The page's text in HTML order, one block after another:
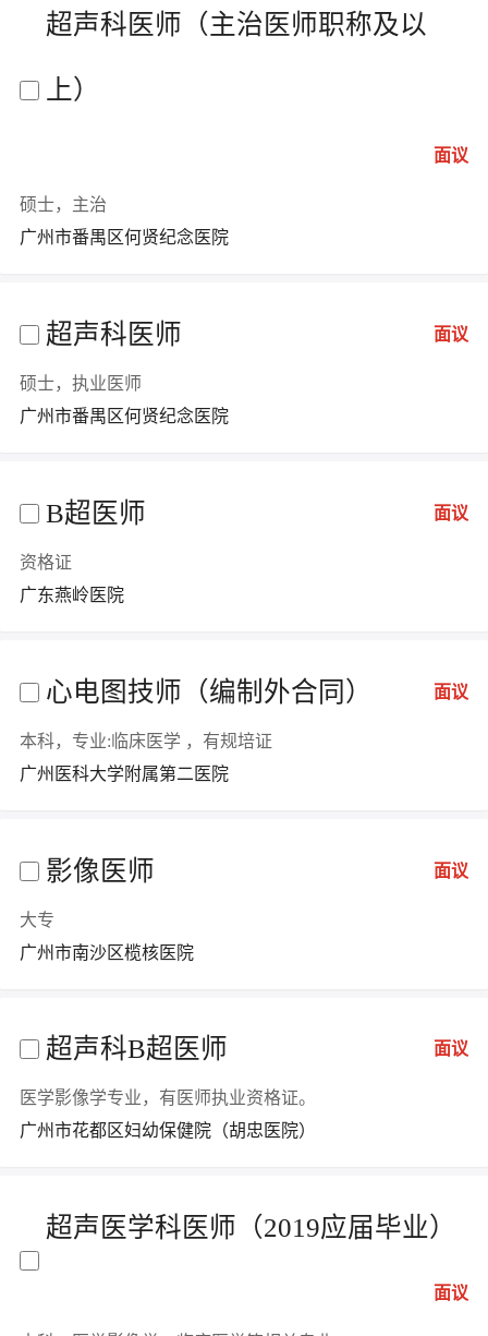
超声科医师（主治医师职称及以
上）
面议
硕士，主治
广州市番禺区何贤纪念医院
超声科医师 面议
硕士，执业医师
广州市番禺区何贤纪念医院
B超医师 面议
资格证
广东燕岭医院
心电图技师（编制外合同） 面议
本科，专业:临床医学 ，有规培证
广州医科大学附属第二医院
影像医师 面议
大专
广州市南沙区榄核医院
超声科B超医师 面议
医学影像学专业，有医师执业资格证。
广州市花都区妇幼保健院（胡忠医院）
超声医学科医师（2019应届毕业）
面议